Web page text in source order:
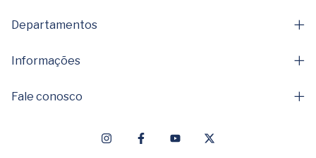
Departamentos
Informações
Fale conosco